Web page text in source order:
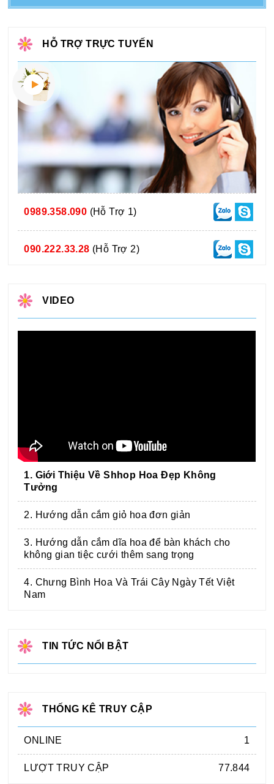
HỖ TRỢ TRỰC TUYẾN
0989.358.090 (Hỗ Trợ 1)
090.222.33.28 (Hỗ Trợ 2)
VIDEO
1. Giới Thiệu Về Shhop Hoa Đẹp Không
Tưởng
2. Hướng dẫn cắm giỏ hoa đơn giản
3. Hướng dẫn cắm dĩa hoa để bàn khách cho
không gian tiệc cưới thêm sang trọng
4. Chưng Bình Hoa Và Trái Cây Ngày Tết Việt
Nam
TIN TỨC NỔI BẬT
THỐNG KÊ TRUY CẬP
ONLINE 1
LƯỢT TRUY CẬP 77.844